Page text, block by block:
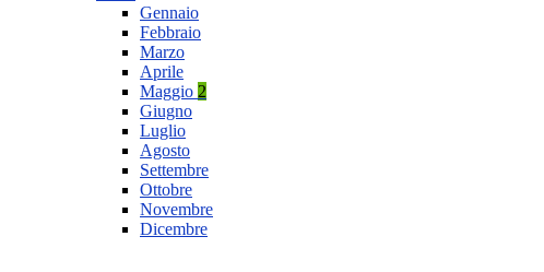
Gennaio
Febbraio
Marzo
Aprile
Maggio 2
Giugno
Luglio
Agosto
Settembre
Ottobre
Novembre
Dicembre